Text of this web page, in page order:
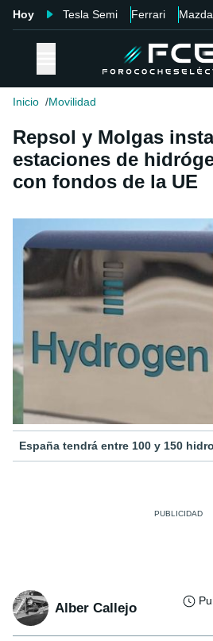
Hoy Tesla Semi Ferrari Mazda
Inicio Movilidad
Repsol y Molgas
estaciones de
con fondos de la UE
España tendrá entre 100 y 150
Alber Callejo